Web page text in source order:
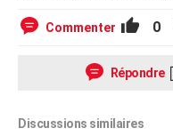
Commenter 0
Répondre
Discussions similaires